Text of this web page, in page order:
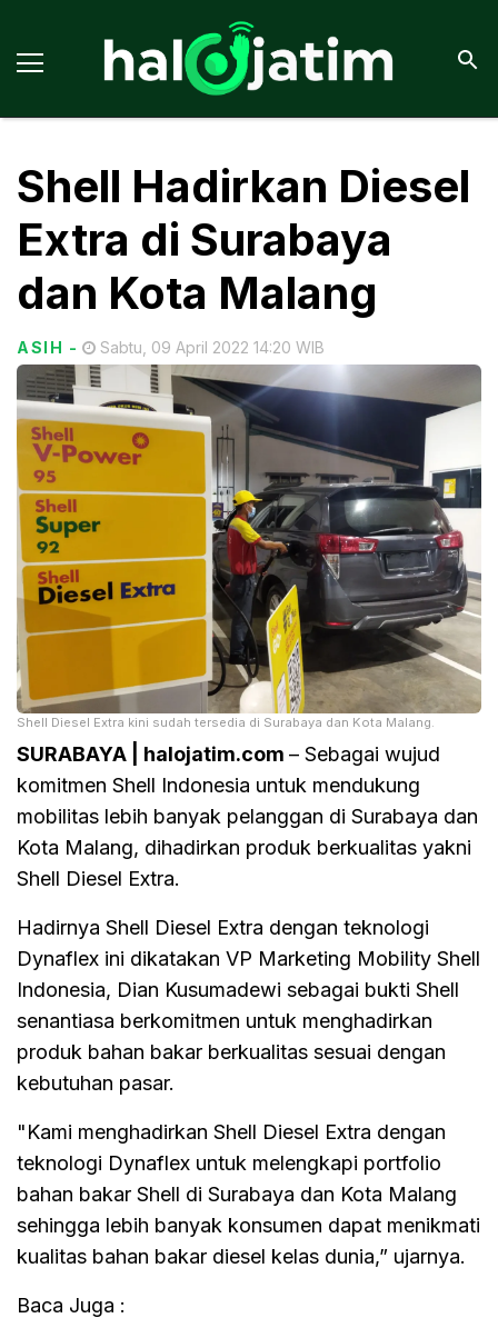
Shell Hadirkan Diesel
Extra di Surabaya
dan Kota Malang
ASIH - Sabtu, 09 April 2022 14:20 WIB
Shell Diesel Extra kini sudah tersedia di Surabaya dan Kota Malang.
SURABAYA | halojatim.com – Sebagai wujud
komitmen Shell Indonesia untuk mendukung
mobilitas lebih banyak pelanggan di Surabaya dan
Kota Malang, dihadirkan produk berkualitas yakni
Shell Diesel Extra.
Hadirnya Shell Diesel Extra dengan teknologi
Dynaflex ini dikatakan VP Marketing Mobility Shell
Indonesia, Dian Kusumadewi sebagai bukti Shell
senantiasa berkomitmen untuk menghadirkan
produk bahan bakar berkualitas sesuai dengan
kebutuhan pasar.
"Kami menghadirkan Shell Diesel Extra dengan
teknologi Dynaflex untuk melengkapi portfolio
bahan bakar Shell di Surabaya dan Kota Malang
sehingga lebih banyak konsumen dapat menikmati
kualitas bahan bakar diesel kelas dunia,” ujarnya.
Baca Juga :